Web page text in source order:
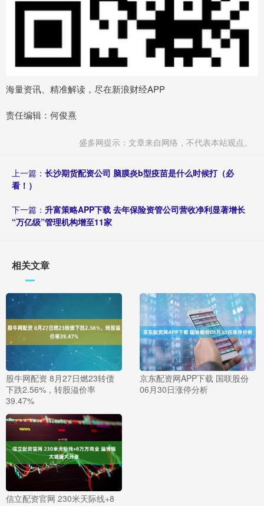
海量资讯、精准解读，尽在新浪财经APP
责任编辑：何俊熹
盛多网提示：文章来自网络，不代表本站观点。
上一篇： 长沙期货配资公司 脑膜炎b型疫苗是什么时候打（必
看！）
下一篇： 升富策略APP下载 去年保险资管公司营收净利显著增长
“万亿级”管理机构增至11家
相关文章
股牛网配资 8月27日燃23转债
下跌2.56%，转股溢价率
39.47%
京东配资网APP下载 国联股份
06月30日涨停分析
信立配资官网 230米天际线+8